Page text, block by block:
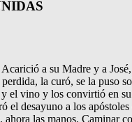
a su Madre y a
la curó, se la
el vino y los convirtió en
el desayuno a los
las manos. Caminar